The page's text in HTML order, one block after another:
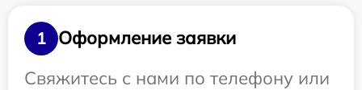
1
Оформление заявки
Свяжитесь с нами по телефону или